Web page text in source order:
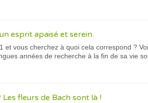
esprit apaisé et serein.
et vous cherchez à quoi cela correspond ?
années de recherche à la fin de sa vie
fleurs de Bach sont là !